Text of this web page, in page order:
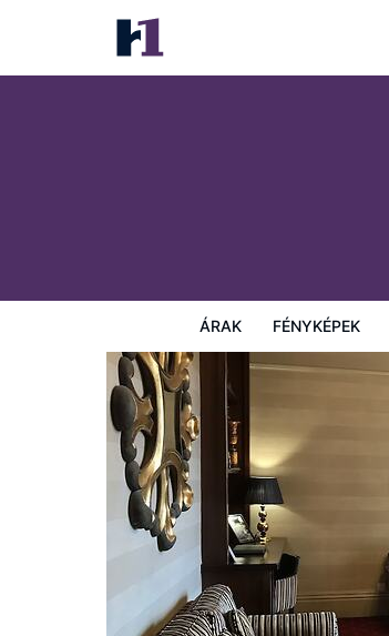
ÁRAK FÉNYKÉPEK
The Belmont Hotel
Árak Fényképek